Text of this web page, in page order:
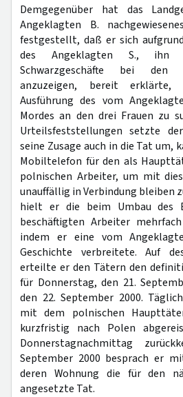
Demgegenüber hat das
Angeklagten B.
festgestellt, daß er sich
des Angeklagten S., ihn
Schwarzgeschäfte bei den
anzuzeigen, bereit
Ausführung des vom
Mordes an den drei Frauen zu
Urteilsfeststellungen setzte
seine Zusage auch in die Tat um,
Mobiltelefon für den als
polnischen Arbeiter, um mit
unauffällig in Verbindung bleiben
hielt er die beim Umbau des
beschäftigten Arbeiter
indem er eine vom
Geschichte verbreitete. Auf
erteilte er den Tätern den
für Donnerstag, den 21.
den 22. September 2000.
mit dem polnischen
kurzfristig nach Polen
Donnerstagnachmittag
September 2000 besprach er
deren Wohnung die für den
angesetzte Tat.